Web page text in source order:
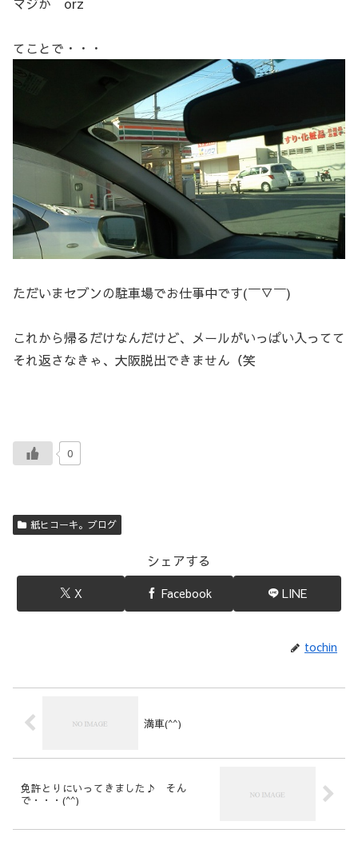
てことで・・・
ただいまセブンの駐車場でお仕事中です(￣▽￣)
これから帰るだけなんだけど、メールがいっぱい入ってて
それ返さなきゃ、大阪脱出できません（笑
0
紙ヒコーキ。ブログ
シェアする
X Facebook LINE
tochin
満車(^^)
免許とりにいってきました♪ そん
で・・・(^^)